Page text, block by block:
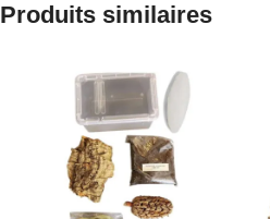
Produits similaires